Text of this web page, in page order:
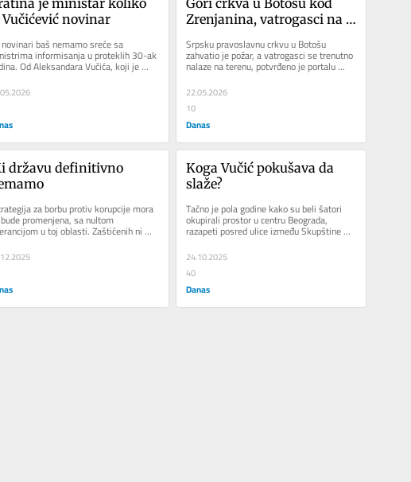
Vučićević novinar
baš nemamo sreće sa
informisanja u proteklih 30-ak
Od Aleksandara Vučića, koji je
autoritarnost vežbao još...
Zrenjanina, vatrogasci na
Srpsku pravoslavnu crkvu u Botošu
zahvatio je požar, a vatrogasci se trenutno
nalaze na terenu, potvrđeno je portalu
zrenjaninski.com u Policijskoj...
22.05.2026
10
Danas
državu definitivno
za borbu protiv korupcije mora
promenjena, sa nultom
u toj oblasti. Zaštićenih ni
neće biti“....
Koga Vučić pokušava da
slaže?
Tačno je pola godine kako su beli šatori
okupirali prostor u centru Beograda,
razapeti posred ulice između Skupštine
Srbije i Pionirskog parka,...
24.10.2025
40
Danas